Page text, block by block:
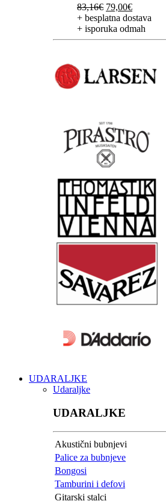
83,16€ Izvorna
cijena
bila
je:
79,00€Trenutna
cijena
je:
79,00€.
+ besplatna dostava
+ isporuka odmah
UDARALJKE
Udaraljke
UDARALJKE
Akustični bubnjevi
Palice za bubnjeve
Bongosi
Tamburini i defovi
Gitarski stalci